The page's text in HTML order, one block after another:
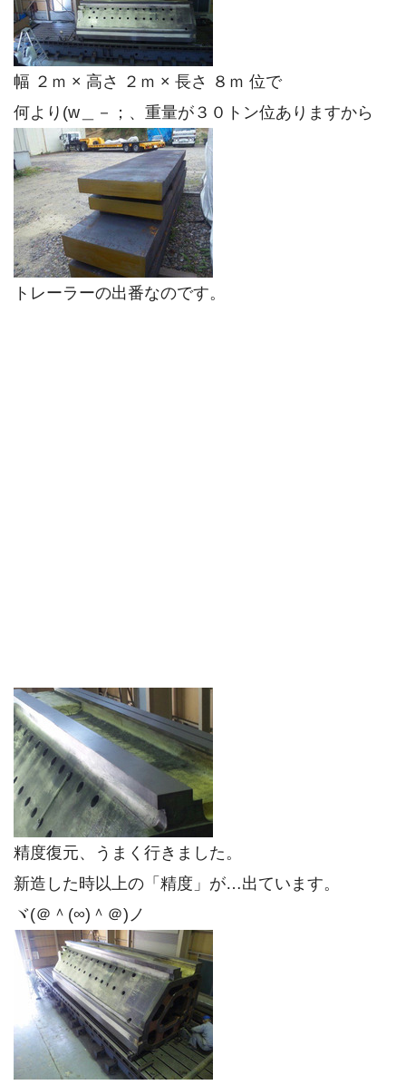
幅 ２ｍ × 高さ ２ｍ × 長さ ８ｍ 位で
何より(w＿－；、重量が３０トン位ありますから
トレーラーの出番なのです。
精度復元、うまく行きました。
新造した時以上の「精度」が…出ています。
ヾ(＠＾(∞)＾＠)ノ